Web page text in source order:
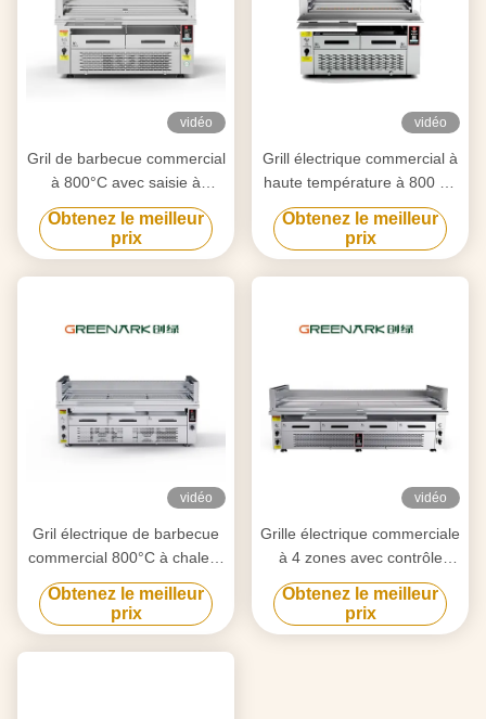
vidéo
Gril de barbecue commercial
à 800°C avec saisie à
double zone
Obtenez le meilleur
prix
vidéo
Grill électrique commercial à
haute température à 800 °C
6,5 kW certifié CE
Obtenez le meilleur
prix
vidéo
Gril électrique de barbecue
commercial 800°C à chaleur
élevée, cuisson à 3 zones
Obtenez le meilleur
prix
vidéo
Grille électrique commerciale
à 4 zones avec contrôle
indépendant à 800 °C
Obtenez le meilleur
prix